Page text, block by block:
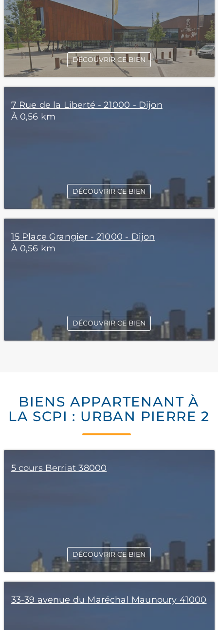
DÉCOUVRIR CE BIEN
7 Rue de la Liberté - 21000 - Dijon
À 0,56 km
DÉCOUVRIR CE BIEN
15 Place Grangier - 21000 - Dijon
À 0,56 km
DÉCOUVRIR CE BIEN
BIENS APPARTENANT À
LA SCPI : URBAN PIERRE 2
5 cours Berriat 38000
DÉCOUVRIR CE BIEN
33-39 avenue du Maréchal Maunoury 41000